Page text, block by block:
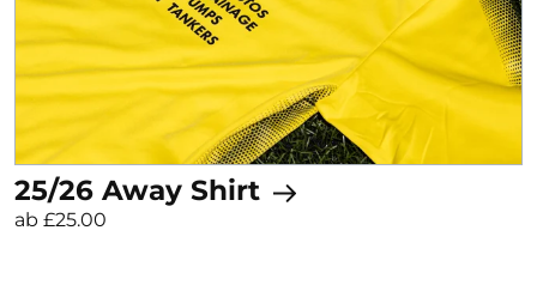
25/26 Away Shirt
ab £25.00